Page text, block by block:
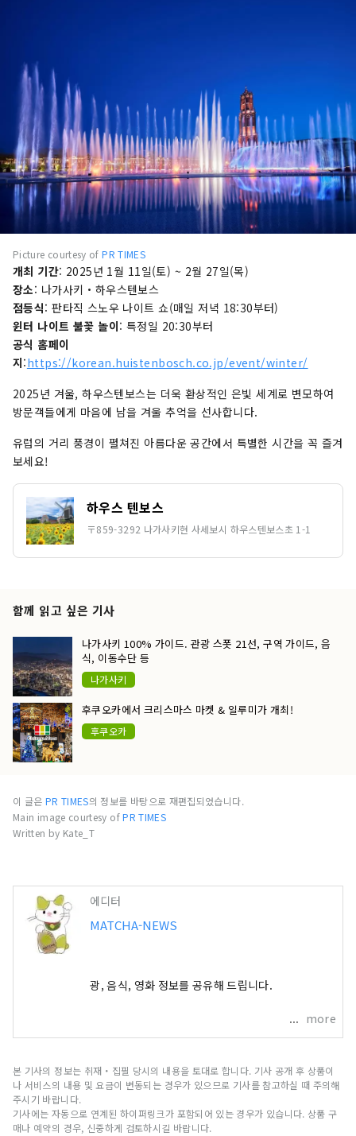
Picture courtesy ofPR TIMES
개최 기간: 2025년 1월 11일(토) ~ 2월 27일(목)
장소: 나가사키・하우스텐보스
점등식: 판타직​ ​스노우 나이트 쇼(매일 저녁 18:30부터)
윈터 나이트 불꽃 놀이: 특정일 20:30부터
공식 홈페이
지:https://korean.huistenbosch.co.jp/event/winter/
2025년 겨울, 하우스텐보스는 더욱 환상적인 은빛 세계로 변모하여
방문객들에게 마음에 남을 겨울 추억을 선사합니다.
유럽의 거리 풍경이 펼쳐진 아름다운 공간에서 특별한 시간을 꼭 즐겨
보세요!
하우스 텐보스
〒859-3292 나가사키현 사세보시 하우스텐보스초 1-1
함께 읽고 싶은 기사
나가사키 100% 가이드. 관광 스폿 21선, 구역 가이드, 음
식, 이동수단 등
나가사키
후쿠오카에서 크리스마스 마켓 & 일루미가 개최!
후쿠오카
이 글은 PR TIMES의 정보를 바탕으로 재편집되었습니다.
Main image courtesy ofPR TIMES
Written by Kate_T
에디터
MATCHA-NEWS
신 일본 여행, 관광, 음식, 영화 정보를 공유해 드립니다.
more
본 기사의 정보는 취재・집필 당시의 내용을 토대로 합니다. 기사 공개 후 상품이
나 서비스의 내용 및 요금이 변동되는 경우가 있으므로 기사를 참고하실 때 주의해
주시기 바랍니다.
기사에는 자동으로 연계된 하이퍼링크가 포함되어 있는 경우가 있습니다. 상품 구
매나 예약의 경우, 신중하게 검토하시길 바랍니다.